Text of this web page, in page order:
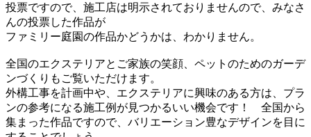
投票ですので、施工店は明示されておりませんので、みなさ
んの投票した作品が
ファミリー庭園の作品かどうかは、わかりません。
全国のエクステリアとご家族の笑顔、ペットのためのガーデ
ンづくりもご覧いただけます。
外構工事を計画中や、エクステリアに興味のある方は、プラ
ンの参考になる施工例が見つかるいい機会です！ 全国から
集まった作品ですので、バリエーション豊なデザインを目に